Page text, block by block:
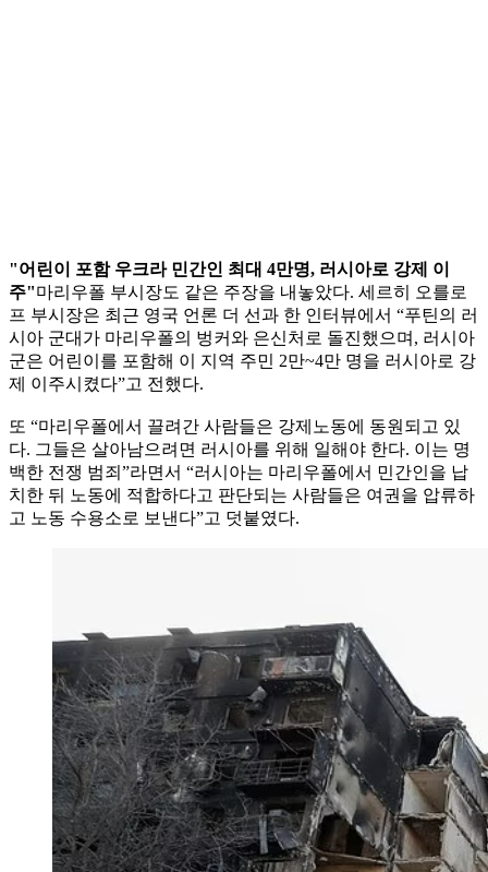
"어린이 포함 우크라 민간인 최대 4만명, 러시아로 강제 이
주"마리우폴 부시장도 같은 주장을 내놓았다. 세르히 오를로
프 부시장은 최근 영국 언론 더 선과 한 인터뷰에서 “푸틴의 러
시아 군대가 마리우폴의 벙커와 은신처로 돌진했으며, 러시아
군은 어린이를 포함해 이 지역 주민 2만~4만 명을 러시아로 강
제 이주시켰다”고 전했다.
또 “마리우폴에서 끌려간 사람들은 강제노동에 동원되고 있
다. 그들은 살아남으려면 러시아를 위해 일해야 한다. 이는 명
백한 전쟁 범죄”라면서 “러시아는 마리우폴에서 민간인을 납
치한 뒤 노동에 적합하다고 판단되는 사람들은 여권을 압류하
고 노동 수용소로 보낸다”고 덧붙였다.